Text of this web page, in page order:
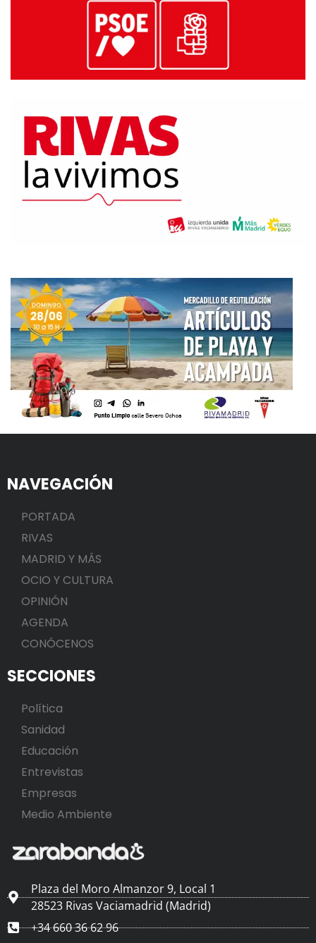
NAVEGACIÓN
PORTADA
RIVAS
MADRID Y MÁS
OCIO Y CULTURA
OPINIÓN
AGENDA
CONÓCENOS
SECCIONES
Política
Sanidad
Educación
Entrevistas
Empresas
Medio Ambiente
Plaza del Moro Almanzor 9, Local 1
28523 Rivas Vaciamadrid (Madrid)
+34 660 36 62 96